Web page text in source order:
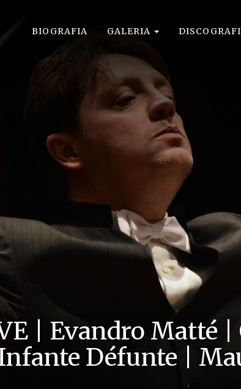
BIOGRAFIA GALERIA
| Evandro Matté |
Défunte |